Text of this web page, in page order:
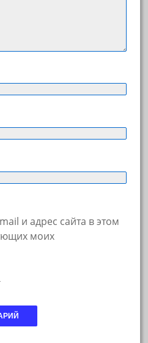
и адрес сайта в этом
моих